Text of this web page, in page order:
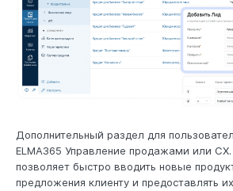
Дополнительный раздел для
ELMA365 Управление продажами или СХ.
позволяет быстро вводить новые
предложения клиенту и предоставлять